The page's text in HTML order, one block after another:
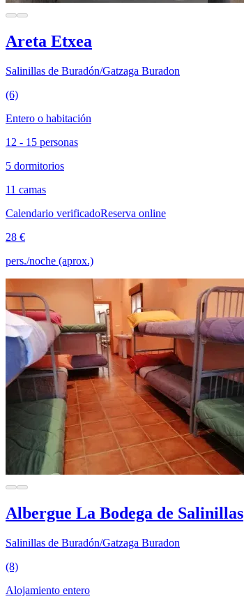
Areta Etxea
Salinillas de Buradón/Gatzaga Buradon
(6)
Entero o habitación
12 - 15 personas
5 dormitorios
11 camas
Calendario verificadoReserva online
28 €
pers./noche (aprox.)
Albergue La Bodega de Salinillas
Salinillas de Buradón/Gatzaga Buradon
(8)
Alojamiento entero